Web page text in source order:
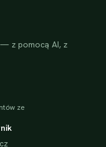
z pomocą AI, z
ze